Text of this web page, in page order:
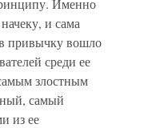
Именно
и сама
привычку вошло
среди ее
злостным
самый
из ее